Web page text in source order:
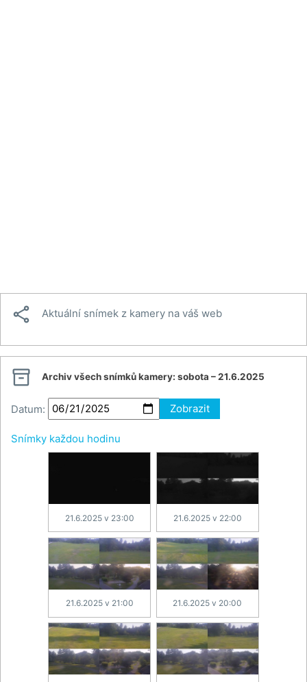
 Aktuální snímek z kamery na váš web
 Archiv všech snímků kamery: sobota – 21.6.2025
Datum: Zobrazit
Snímky každou hodinu
21.6.2025 v 23:00 21.6.2025 v 22:00
21.6.2025 v 21:00 21.6.2025 v 20:00